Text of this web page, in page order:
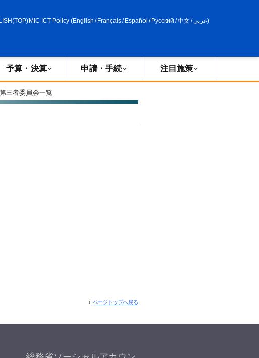
MIC ICT Policy (English / Français/ Español / Русский /中文 /عربي)
予算・決算 申請・手続 注目施策
三者委員会一覧
ページトップへ戻る